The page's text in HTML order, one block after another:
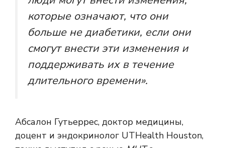
которые означают, что они
больше не диабетики, если они
смогут внести эти изменения и
поддерживать их в течение
длительного времени».
Абсалон Гутьеррес, доктор медицины,
доцент и эндокринолог UTHealth Houston,